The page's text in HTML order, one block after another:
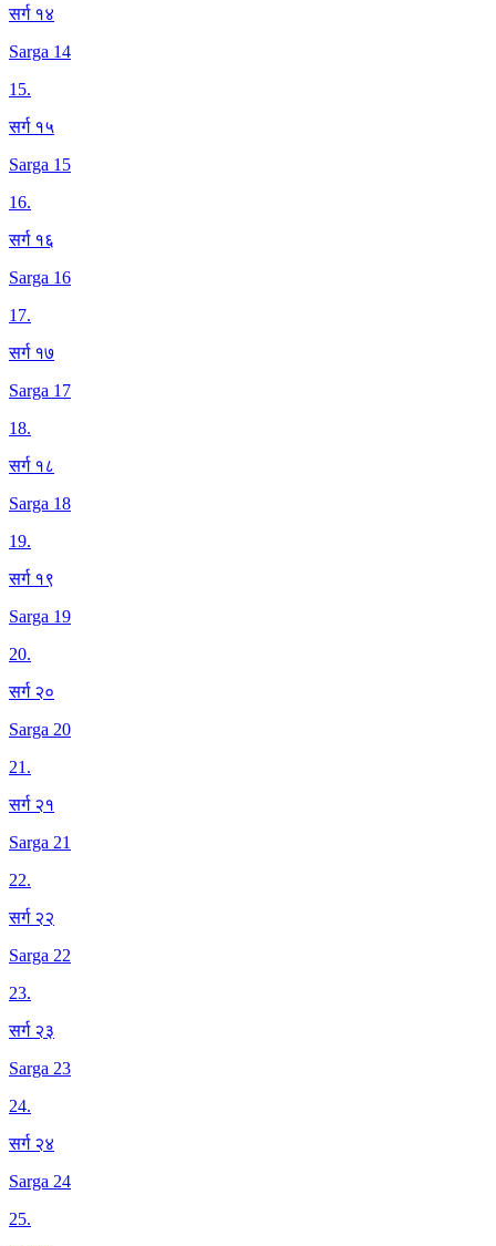
सर्ग १४
Sarga 14
15.
सर्ग १५
Sarga 15
16.
सर्ग १६
Sarga 16
17.
सर्ग १७
Sarga 17
18.
सर्ग १८
Sarga 18
19.
सर्ग १९
Sarga 19
20.
सर्ग २०
Sarga 20
21.
सर्ग २१
Sarga 21
22.
सर्ग २२
Sarga 22
23.
सर्ग २३
Sarga 23
24.
सर्ग २४
Sarga 24
25.